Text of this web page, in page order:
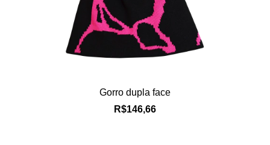
Gorro dupla face
R$146,66